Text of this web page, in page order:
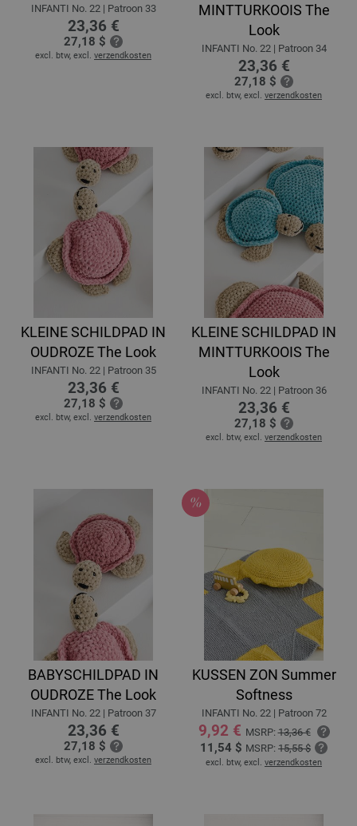
INFANTI No. 22 | Patroon 33
23,36 €
27,18 $
excl. btw, excl. verzendkosten
MINTTURKOOIS The
Look
INFANTI No. 22 | Patroon 34
23,36 €
27,18 $
excl. btw, excl. verzendkosten
KLEINE SCHILDPAD IN
OUDROZE The Look
INFANTI No. 22 | Patroon 35
23,36 €
27,18 $
excl. btw, excl. verzendkosten
KLEINE SCHILDPAD IN
MINTTURKOOIS The
Look
INFANTI No. 22 | Patroon 36
23,36 €
27,18 $
excl. btw, excl. verzendkosten
BABYSCHILDPAD IN
OUDROZE The Look
INFANTI No. 22 | Patroon 37
23,36 €
27,18 $
excl. btw, excl. verzendkosten
KUSSEN ZON Summer
Softness
INFANTI No. 22 | Patroon 72
9,92 € MSRP:13,36 €
11,54 $ MSRP: 15,55 $
excl. btw, excl. verzendkosten